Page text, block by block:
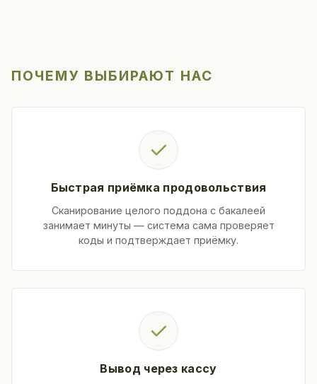
ПОЧЕМУ ВЫБИРАЮТ НАС
✓
Быстрая приёмка продовольствия
Сканирование целого поддона с бакалеей
занимает минуты — система сама проверяет
коды и подтверждает приёмку.
✓
Вывод через кассу